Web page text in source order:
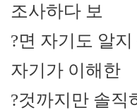
조사하다 보
?면 자기도 알
자기가 이해한
?것까지만 솔직